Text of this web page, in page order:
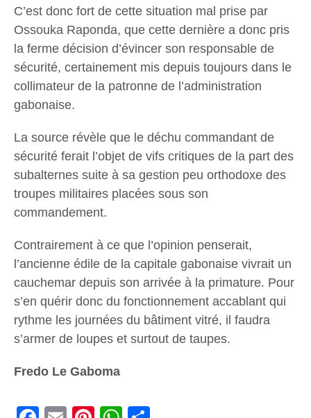
C’est donc fort de cette situation mal prise par
Ossouka Raponda, que cette dernière a donc pris
la ferme décision d’évincer son responsable de
sécurité, certainement mis depuis toujours dans le
collimateur de la patronne de l’administration
gabonaise.
La source révèle que le déchu commandant de
sécurité ferait l’objet de vifs critiques de la part des
subalternes suite à sa gestion peu orthodoxe des
troupes militaires placées sous son
commandement.
Contrairement à ce que l’opinion penserait,
l’ancienne édile de la capitale gabonaise vivrait un
cauchemar depuis son arrivée à la primature. Pour
s’en quérir donc du fonctionnement accablant qui
rythme les journées du bâtiment vitré, il faudra
s’armer de loupes et surtout de taupes.
Fredo Le Gaboma